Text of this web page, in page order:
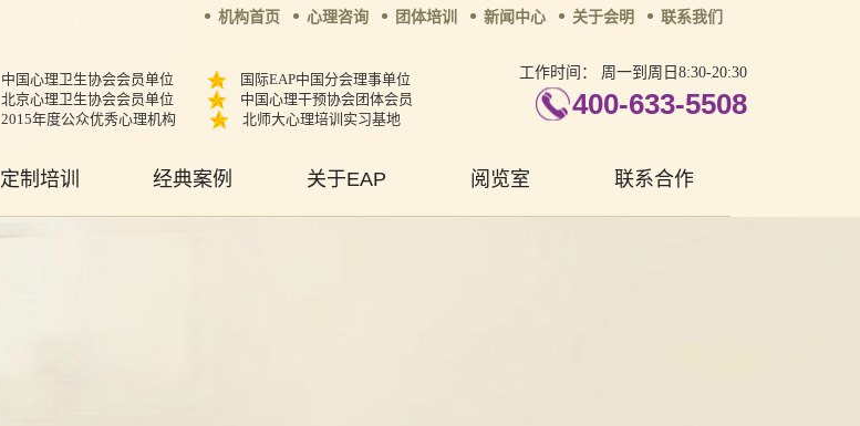
机构首页 心理咨询 团体培训 新闻中心 关于会明 联系我们
中国心理卫生协会会员单位
国际EAP中国分会理事单位
北京心理卫生协会会员单位
中国心理干预协会团体会员
2015年度公众优秀心理机构
北师大心理培训实习基地
工作时间： 周一到周日8:30-20:30
400-633-5508
定制培训 经典案例 关于EAP 阅览室 联系合作